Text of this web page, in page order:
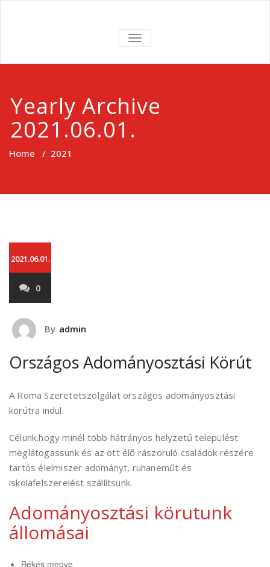
TOGGLE
NAVIGATION
Yearly Archive
2021.06.01.
Home / 2021
2021.06.01.
0
By admin
Országos Adományosztási Körút
A Roma Szeretetszolgálat országos adományosztási
körútra indul.
Célunk,hogy minél több hátrányos helyzetű települést
meglátogassunk és az ott élő rászoruló családok részére
tartós élelmiszer adományt, ruhaneműt és
iskolafelszerelést szállítsunk.
Adományosztási körutunk
állomásai
Békés megye